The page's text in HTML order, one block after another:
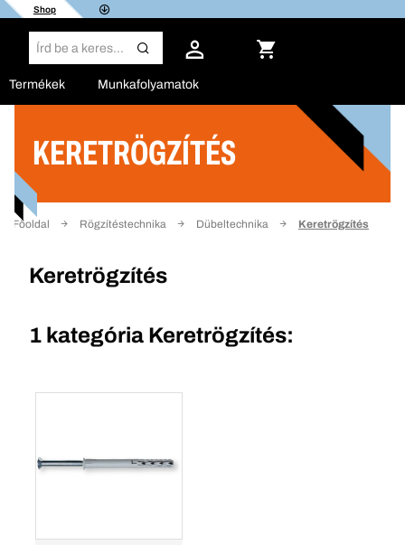
Shop
Termékek Munkafolyamatok
KERETRÖGZÍTÉS
Főoldal Rögzítéstechnika Dübeltechnika Keretrögzítés
Keretrögzítés
1 kategória Keretrögzítés:
Szűrő